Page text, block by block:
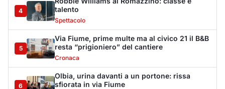
6
Punti di svista: in via Fiume, un anno senza
auto per vietare il nascondino ai delinquenti
Editoriali
7
Olbia, auto finisce fuori strada: una donna in
ospedale
Cronaca
8
Jovanotti e la stampa accompagnata alla
porta: quanto vale la libertà?
Editoriali 4011